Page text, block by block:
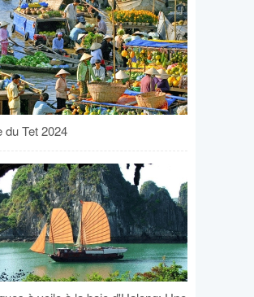
du Tet 2024